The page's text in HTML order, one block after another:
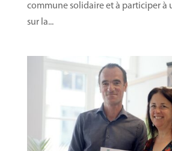
commune solidaire et à participer à
sur la...